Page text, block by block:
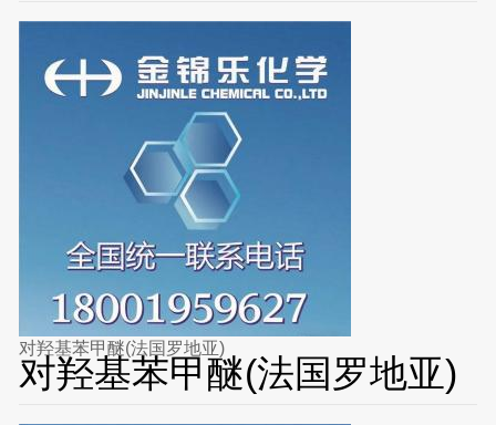
对羟基苯甲醚(法国罗地亚)
对羟基苯甲醚(法国罗地亚)